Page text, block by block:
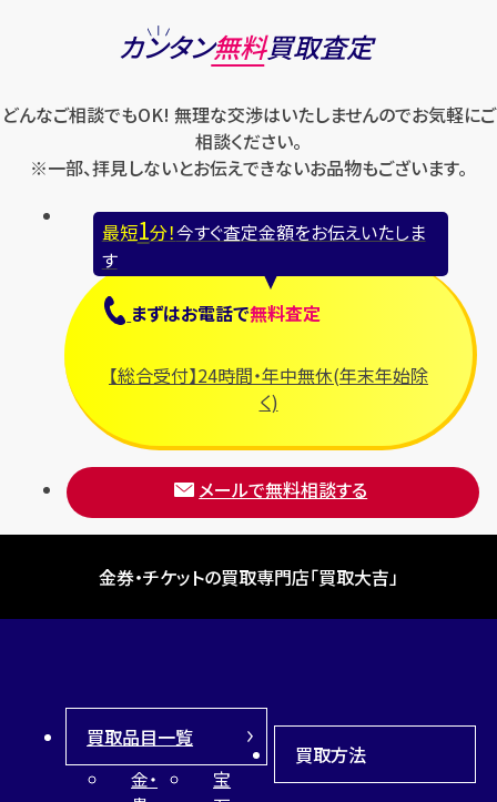
カンタン無料買取査定
どんなご相談でもOK! 無理な交渉はいたしませんのでお気軽にご
相談ください。
※一部、拝見しないとお伝えできないお品物もございます。
最短1分！今すぐ査定金額をお伝えいたしま
す
まずはお電話で無料査定
【総合受付】24時間・年中無休(年末年始除
く)
メールで無料相談する
金券・チケットの買取専門店「買取大吉」
買取品目一覧
金・
宝
買取方法